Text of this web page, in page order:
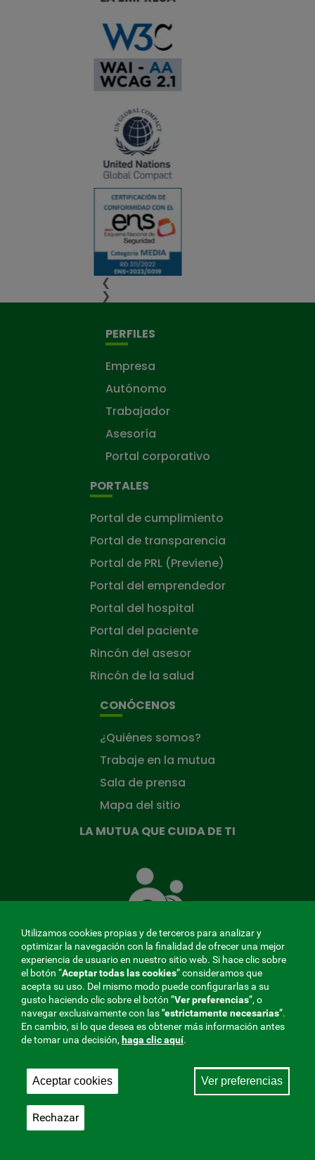
❮
❯
PERFILES
Empresa
Autónomo
Trabajador
Asesoría
Portal corporativo
PORTALES
Portal de cumplimiento
Portal de transparencia
Portal de PRL (Previene)
Portal del emprendedor
Portal del hospital
Portal del paciente
Rincón del asesor
Rincón de la salud
CONÓCENOS
¿Quiénes somos?
Trabaje en la mutua
Sala de prensa
Mapa del sitio
LA MUTUA QUE CUIDA DE TI
Mutua
que
ti
MENÚ
REDES
SOCIALES
V20
Aviso legal|Privacidad
Mutua Colaboradora con la Seguridad Social, 275.
Utilizamos cookies propias y de terceros para analizar y
optimizar la navegación con la finalidad de ofrecer una mejor
experiencia de usuario en nuestro sitio web. Si hace clic sobre
el botón “Aceptar todas las cookies” consideramos que
acepta su uso. Del mismo modo puede configurarlas a su
gusto haciendo clic sobre el botón ”Ver preferencias”, o
navegar exclusivamente con las"estrictamentenecesarias”.
En cambio, si lo que desea es obtener más información antes
de tomar una decisión, haga clic aquí.
Aceptar cookies Ver preferencias
Rechazar